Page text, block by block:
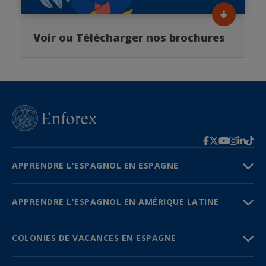
Voir ou Télécharger nos brochures
APPRENDRE L'ESPAGNOL EN ESPAGNE
APPRENDRE L'ESPAGNOL EN AMÉRIQUE LATINE
COLONIES DE VACANCES EN ESPAGNE